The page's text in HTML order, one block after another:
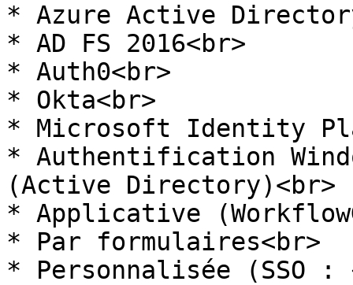
* Azure Active
* AD FS 2016<br>
* Auth0<br>
* Okta<br>
* Microsoft Identity
* Authentification
(Active Directory)<br>
* Applicative
* Par formulaires<br>
* Personnalisée (SSO